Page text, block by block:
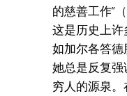
的慈善工作”
这是历史上许
如加尔各答德
她总是反复
穷人的源泉。